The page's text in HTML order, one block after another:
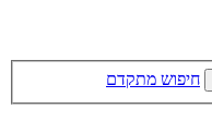
חיפוש מתקדם